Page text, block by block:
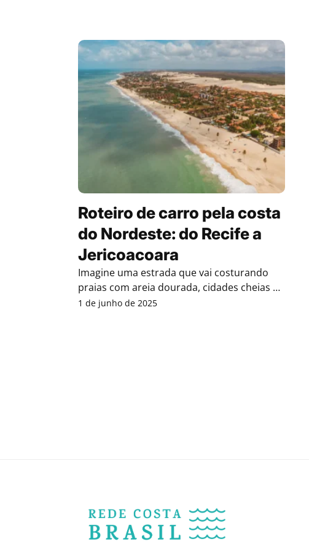
Roteiro de carro pela costa
do Nordeste: do Recife a
Jericoacoara
Imagine uma estrada que vai costurando
praias com areia dourada, cidades cheias de
história, comida boa a cada...
1 de junho de 2025